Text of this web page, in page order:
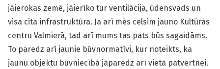
jāierokas zemē, jāierīko tur ventilācija, ūdensvads un
visa cita infrastruktūra. Ja arī mēs celsim jauno Kultūras
centru Valmierā, tad arī mums tas pats būs sagaidāms.
To paredz arī jaunie būvnormatīvi, kur noteikts, ka
jaunu objektu būvniecībā jāparedz arī vieta patvertnei.